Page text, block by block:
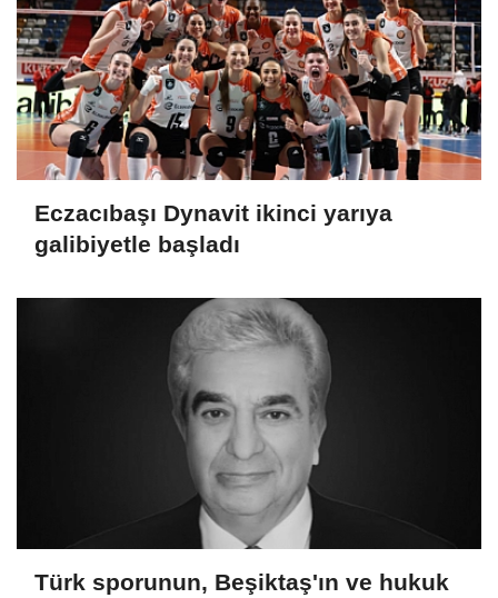
Eczacıbaşı Dynavit ikinci yarıya
galibiyetle başladı
Türk sporunun, Beşiktaş'ın ve hukuk